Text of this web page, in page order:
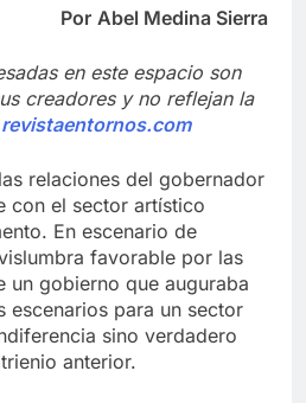
Por Abel Medina Sierra
en este espacio son
creadores y no reflejan la
revistaentornos.com
relaciones del gobernador
con el sector artístico
En escenario de
favorable por las
un gobierno que auguraba
escenarios para un sector
sino verdadero
anterior.